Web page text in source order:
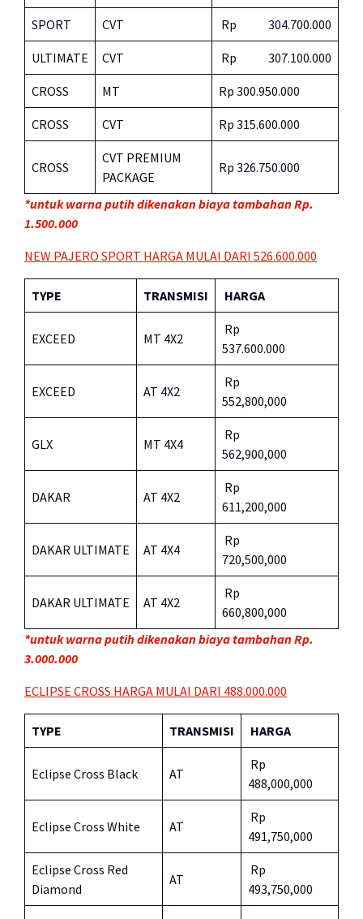
SPORT CVT Rp 304.700.000
ULTIMATE CVT Rp 307.100.000
CROSS MT Rp 300.950.000
CROSS CVT Rp 315.600.000
CROSS
CVT PREMIUM
PACKAGE
Rp 326.750.000
*untuk warna putih dikenakan biaya tambahan Rp.
1.500.000
NEW PAJERO SPORT HARGA MULAI DARI 526.600.000
TYPE TRANSMISI HARGA
EXCEED MT 4X2
Rp
537.600.000
EXCEED AT 4X2
Rp
552,800,000
GLX MT 4X4
Rp
562,900,000
DAKAR AT 4X2
Rp
611,200,000
DAKAR ULTIMATE AT 4X4
Rp
720,500,000
DAKAR ULTIMATE AT 4X2
Rp
660,800,000
*untuk warna putih dikenakan biaya tambahan Rp.
3.000.000
ECLIPSE CROSS HARGA MULAI DARI 488.000.000
TYPE TRANSMISI HARGA
Eclipse Cross Black AT
Rp
488,000,000
Eclipse Cross White AT
Rp
491,750,000
Eclipse Cross Red
Diamond
AT
Rp
493,750,000